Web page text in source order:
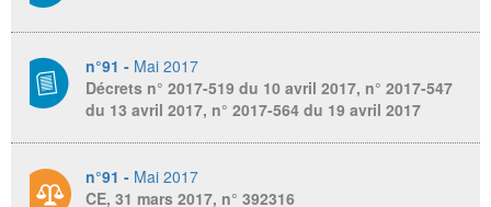
n°91 - Mai 2017
Décrets n° 2017-519 du 10 avril 2017, n° 2017-547
du 13 avril 2017, n° 2017-564 du 19 avril 2017
n°91 - Mai 2017
CE, 31 mars 2017, n° 392316